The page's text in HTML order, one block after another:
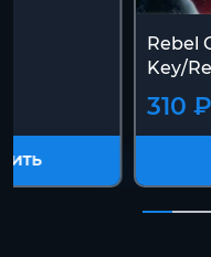
Rebel
Key/
310 ₽